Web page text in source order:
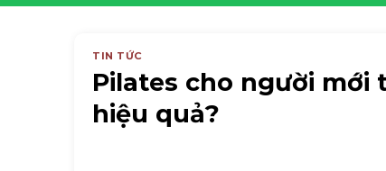
TIN TỨC
Pilates cho người mới
hiệu quả?